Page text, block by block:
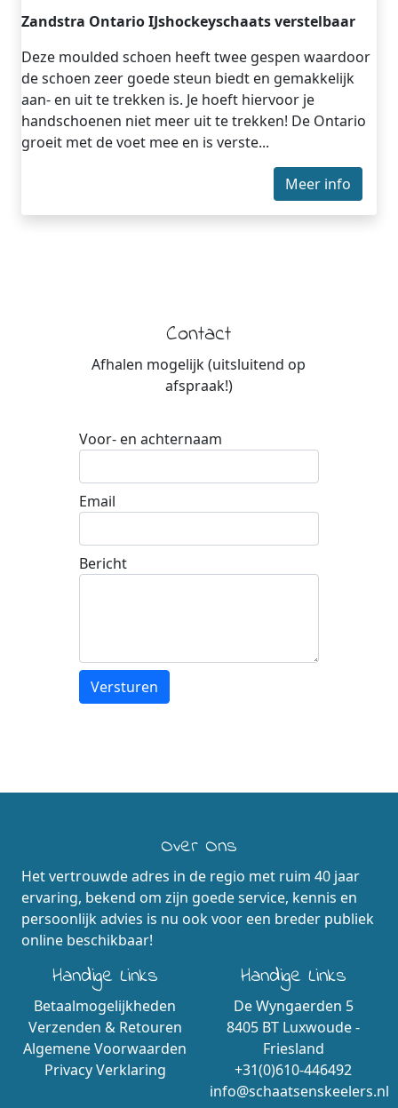
Zandstra Ontario IJshockeyschaats verstelbaar
Deze moulded schoen heeft twee gespen waardoor
de schoen zeer goede steun biedt en gemakkelijk
aan- en uit te trekken is. Je hoeft hiervoor je
handschoenen niet meer uit te trekken! De Ontario
groeit met de voet mee en is verste...
Meer info
Contact
Afhalen mogelijk (uitsluitend op
afspraak!)
Voor- en achternaam
Email
Bericht
Over Ons
Het vertrouwde adres in de regio met ruim 40 jaar
ervaring, bekend om zijn goede service, kennis en
persoonlijk advies is nu ook voor een breder publiek
online beschikbaar!
Handige Links
Betaalmogelijkheden
Verzenden & Retouren
Algemene Voorwaarden
Privacy Verklaring
Handige Links
De Wyngaerden 5
8405 BT Luxwoude -
Friesland
+31(0)610-446492
info@schaatsenskeelers.nl